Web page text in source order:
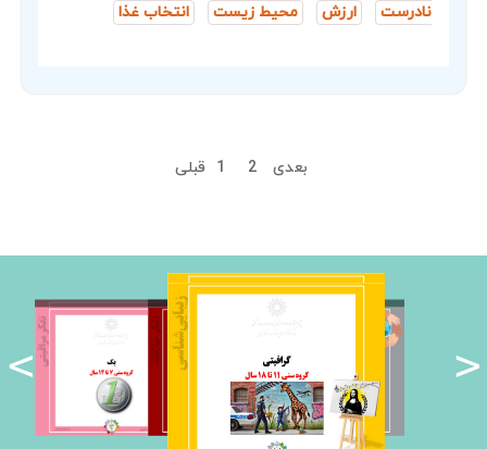
نادرست
ارزش محیط زیست انتخاب غذا
قبلی 1 2 بعدی
< >